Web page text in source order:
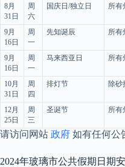
8月
31日
周
六
国庆日/独立日 所有
9月
16日
周
一
先知诞辰 所有
9月
16日
周
一
马来西亚日 所有
10月
31日
周
四
排灯节 除砂
12月
25日
周
三
圣诞节 所有
请访问网站 政府 如有任何公
2024年玻璃市公共假期日期